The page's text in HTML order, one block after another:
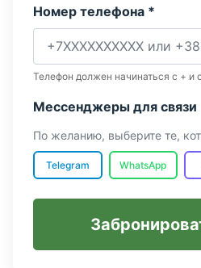
Номер телефона *
Телефон должен начинаться с + и
Мессенджеры для связи
По желанию, выберите те,
Telegram WhatsApp